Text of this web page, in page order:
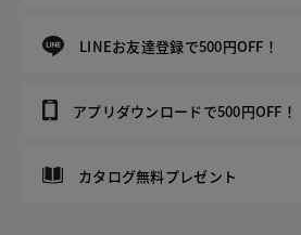
LINEお友達登録で500円OFF！
アプリダウンロードで500円OFF！
カタログ無料プレゼント